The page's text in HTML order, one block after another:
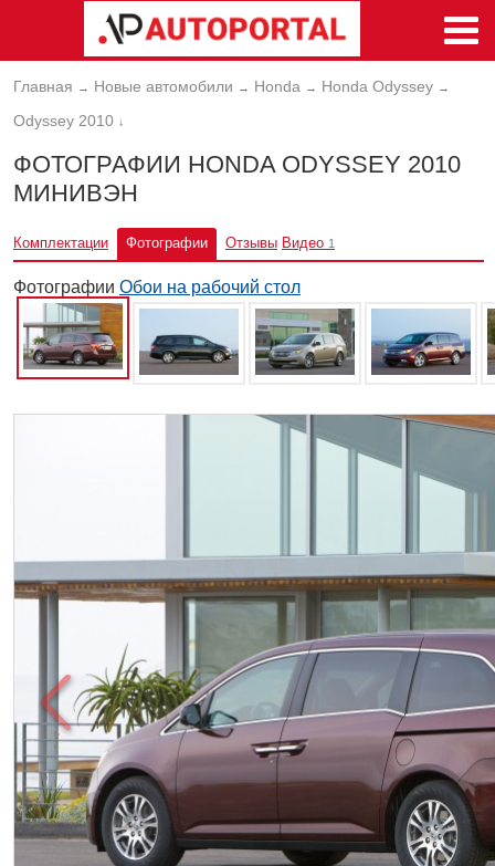
Главная → Новые автомобили → Honda → Honda Odyssey →
Odyssey 2010 ↓
ФОТОГРАФИИ HONDA ODYSSEY 2010
МИНИВЭН
Комплектации Фотографии Отзывы Видео 1
Фотографии Обои на рабочий стол